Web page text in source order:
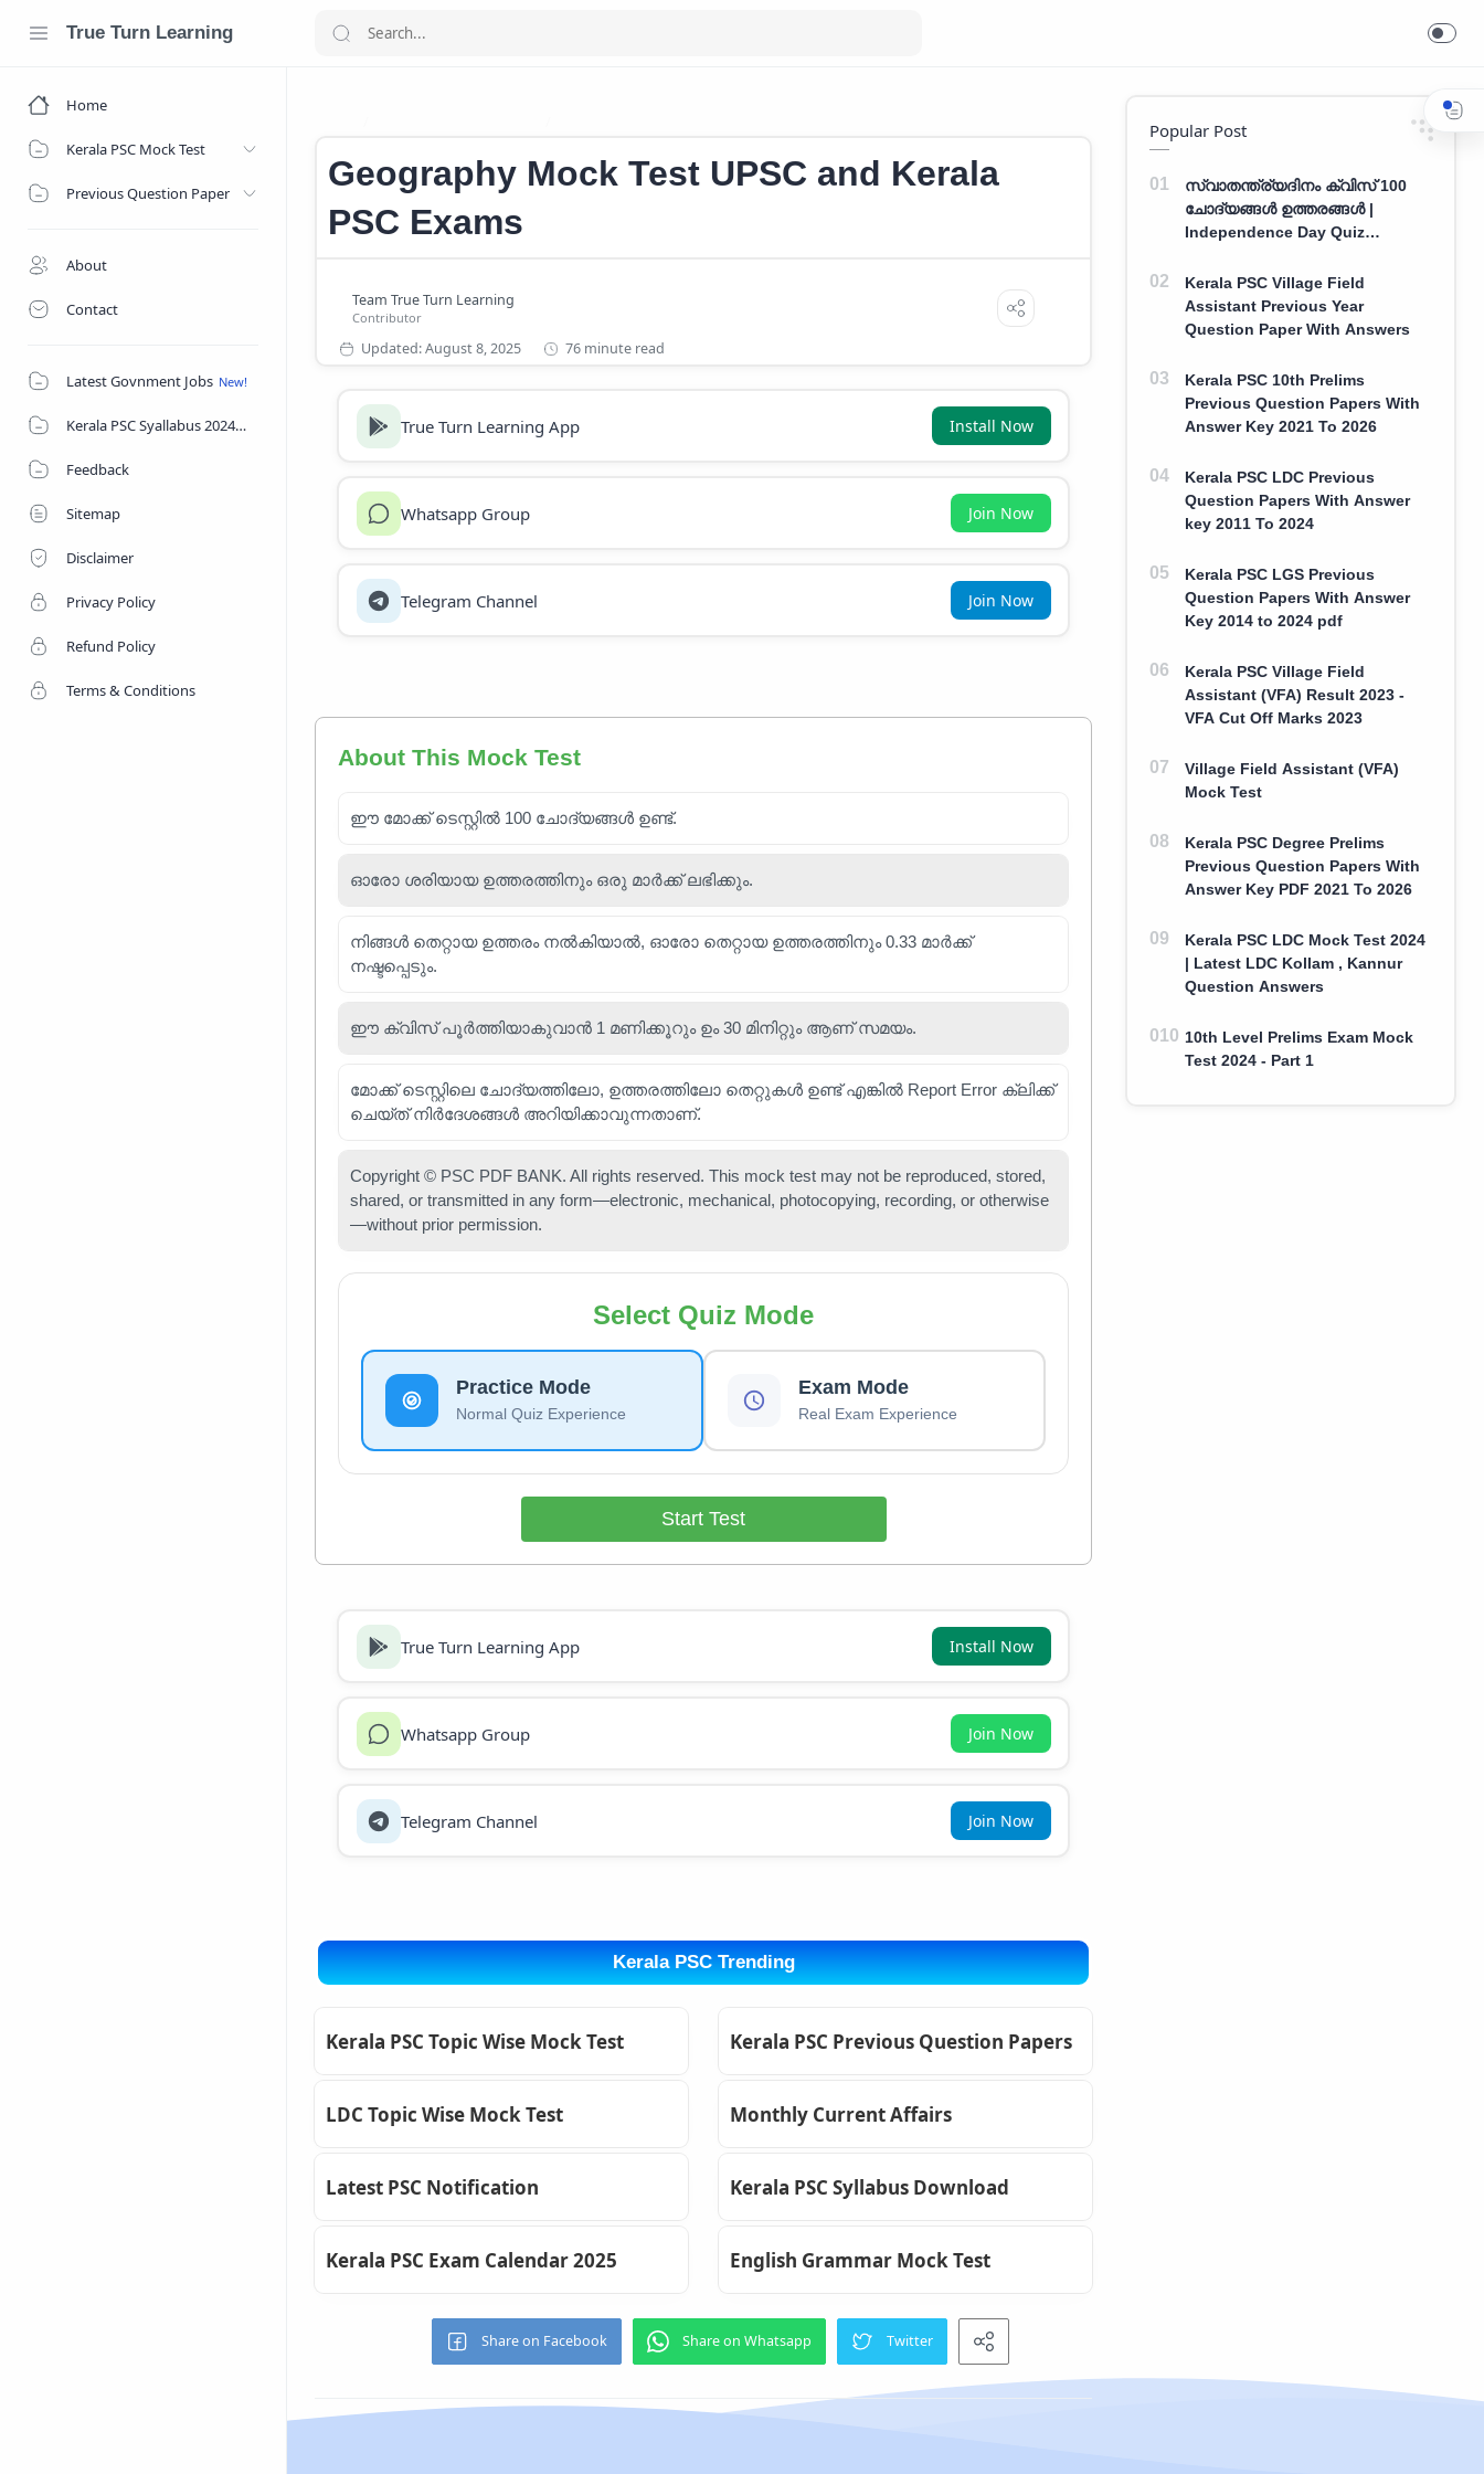
True Turn Learning
Home
Kerala PSC Mock Test
Previous Question Paper
About
Contact
Latest Govnment Jobs
Kerala PSC Syallabus 2024
Feedback
Sitemap
Disclaimer
Privacy Policy
Refund Policy
Terms & Conditions
Geography Mock Test UPSC and Kerala
PSC Exams
76 minute read
True Turn Learning App Install Now
Whatsapp Group Join Now
Telegram Channel Join Now
About This Mock Test
ഈ മോക്ക് ടെസ്റ്റിൽ 100 ചോദ്യങ്ങൾ ഉണ്ട്.
ഓരോ ശരിയായ ഉത്തരത്തിനും ഒരു മാർക്ക് ലഭിക്കും.
നിങ്ങൾ തെറ്റായ ഉത്തരം നൽകിയാൽ, ഓരോ തെറ്റായ ഉത്തരത്തിനും 0.33 മാർക്ക്
നഷ്ടപ്പെടും.
ഈ ക്വിസ് പൂർത്തിയാകുവാൻ 1 മണിക്കൂറും ഉം 30 മിനിറ്റും ആണ് സമയം.
മോക്ക് ടെസ്റ്റിലെ ചോദ്യത്തിലോ, ഉത്തരത്തിലോ തെറ്റുകൾ ഉണ്ട് എങ്കിൽ Report Error ക്ലിക്ക്
ചെയ്ത് നിർദേശങ്ങൾ അറിയിക്കാവുന്നതാണ്.
Copyright © PSC PDF BANK. All rights reserved. This mock test may not be reproduced, stored,
shared, or transmitted in any form—electronic, mechanical, photocopying, recording, or otherwise
—without prior permission.
Select Quiz Mode
Practice Mode
Normal Quiz Experience
Exam Mode
Real Exam Experience
Start Test
True Turn Learning App Install Now
Whatsapp Group Join Now
Telegram Channel Join Now
Kerala PSC Trending
Kerala PSC Topic Wise Mock Test Kerala PSC Previous Question Papers
LDC Topic Wise Mock Test Monthly Current Affairs
Latest PSC Notification Kerala PSC Syllabus Download
Kerala PSC Exam Calendar 2025 English Grammar Mock Test
Popular Post
സ്വാതന്ത്ര്യദിനം ക്വിസ് 100
ചോദ്യങ്ങൾ ഉത്തരങ്ങൾ |
Independence Day Quiz
Answers
Kerala PSC Village Field
Assistant Previous Year
Question Paper With Answers
Kerala PSC 10th Prelims
Previous Question Papers With
Answer Key 2021 To 2026
Kerala PSC LDC Previous
Question Papers With Answer
key 2011 To 2024
Kerala PSC LGS Previous
Question Papers With Answer
Key 2014 to 2024 pdf
Kerala PSC Village Field
Assistant (VFA) Result 2023 -
VFA Cut Off Marks 2023
Village Field Assistant (VFA)
Mock Test
Kerala PSC Degree Prelims
Previous Question Papers With
Answer Key PDF 2021 To 2026
Kerala PSC LDC Mock Test 2024
| Latest LDC Kollam , Kannur
Question Answers
10th Level Prelims Exam Mock
Test 2024 - Part 1